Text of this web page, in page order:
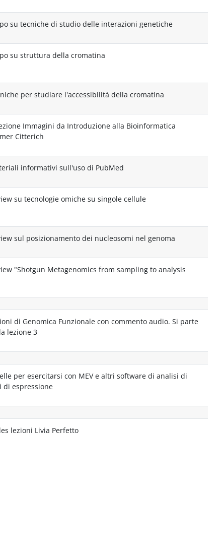
su tecniche di studio delle interazioni genetiche
su struttura della cromatina
per studiare l'accessibilità della cromatina
Immagini da Introduzione alla Bioinformatica
Citterich
informativi sull'uso di PubMed
su tecnologie omiche su singole cellule
sul posizionamento dei nucleosomi nel genoma
"Shotgun Metagenomics from sampling to analysis
di Genomica Funzionale con commento audio. Si parte
lezione 3
per esercitarsi con MEV e altri software di analisi di
di espressione
lezioni Livia Perfetto